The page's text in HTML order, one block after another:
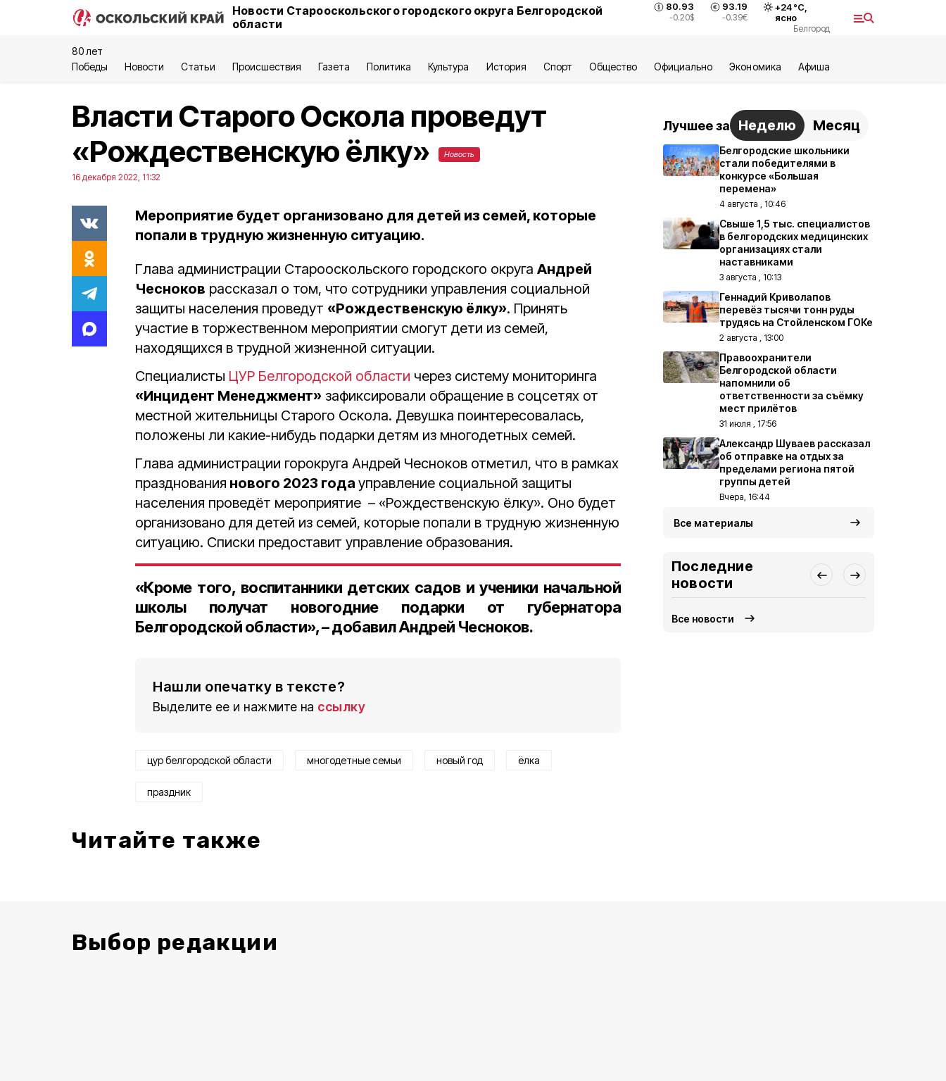
Новости Старооскольского городского округа Белгородской
области
80.93
-0.20$
93.19
-0.39€
+24°С,
ясно
Белгород
80 лет
Победы
Новости Статьи Происшествия Газета Политика Культура История Спорт Общество Официально Экономика Aфиша
Власти Старого Оскола проведут
«Рождественскую ёлку»
Новость
16 декабря 2022, 11:32
Мероприятие будет организовано для детей из семей, которые
попали в трудную жизненную ситуацию.
Глава администрации Старооскольского городского округа Андрей
Чесноков рассказал о том, что сотрудники управления социальной
защиты населения проведут «Рождественскую ёлку». Принять
участие в торжественном мероприятии смогут дети из семей,
находящихся в трудной жизненной ситуации.
Специалисты ЦУР Белгородской области через систему мониторинга
«Инцидент Менеджмент» зафиксировали обращение в соцсетях от
местной жительницы Старого Оскола. Девушка поинтересовалась,
положены ли какие-нибудь подарки детям из многодетных семей.
Глава администрации горокруга Андрей Чесноков отметил, что в рамках
празднования нового 2023 года управление социальной защиты
населения проведёт мероприятие – «Рождественскую ёлку». Оно будет
организовано для детей из семей, которые попали в трудную жизненную
ситуацию. Списки предоставит управление образования.
«Кроме того, воспитанники детских садов и ученики начальной
школы получат новогодние подарки от губернатора
Белгородской области», – добавил Андрей Чесноков.
Нашли опечатку в тексте?
Выделите ее и нажмите на ссылку
цур белгородской области многодетные семьи новый год ёлка
праздник
Читайте также
Лучшее за Неделю Месяц
Белгородские школьники
стали победителями в
конкурсе «Большая
перемена»
4 августа , 10:46
Свыше 1,5 тыс. специалистов
в белгородских медицинских
организациях стали
наставниками
3 августа , 10:13
Геннадий Криволапов
перевёз тысячи тонн руды
трудясь на Стойленском ГОКе
2 августа , 13:00
Правоохранители
Белгородской области
напомнили об
ответственности за съёмку
мест прилётов
31 июля , 17:56
Александр Шуваев рассказал
об отправке на отдых за
пределами региона пятой
группы детей
Вчера, 16:44
Все материалы
Последние
новости
Все новости
Выбор редакции